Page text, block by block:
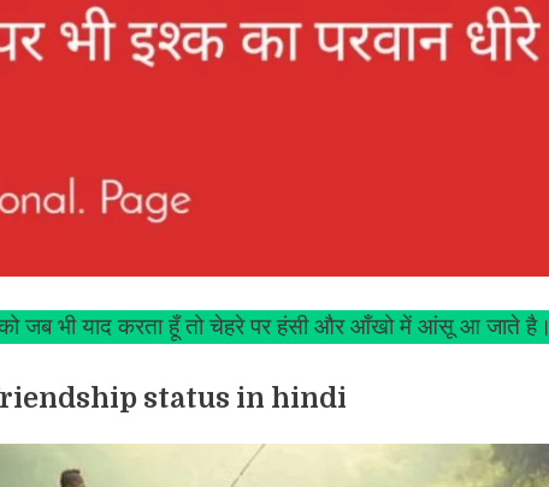
को जब भी याद करता हूँ तो चेहरे पर हंसी और आँखो में आंसू आ जाते है।
status in hindi